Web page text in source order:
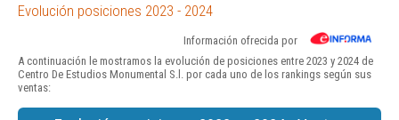
Evolución posiciones 2023 - 2024
Información ofrecida por
A continuación le mostramos la evolución de posiciones entre 2023 y 2024 de
Centro De Estudios Monumental S.l. por cada uno de los rankings según sus
ventas: